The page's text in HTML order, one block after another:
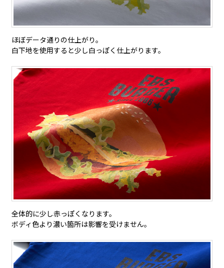
ほぼデータ通りの仕上がり。
白下地を使用すると少し白っぽく仕上がります。
全体的に少し赤っぽくなります。
ボディ色より濃い箇所は影響を受けません。